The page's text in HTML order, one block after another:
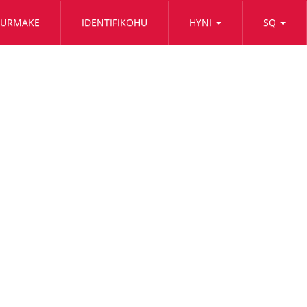
IDENTIFIKOHU HYNI SQ